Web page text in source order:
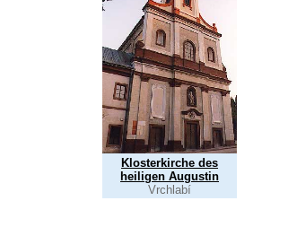
Klosterkirche des
heiligen Augustin
Vrchlabí